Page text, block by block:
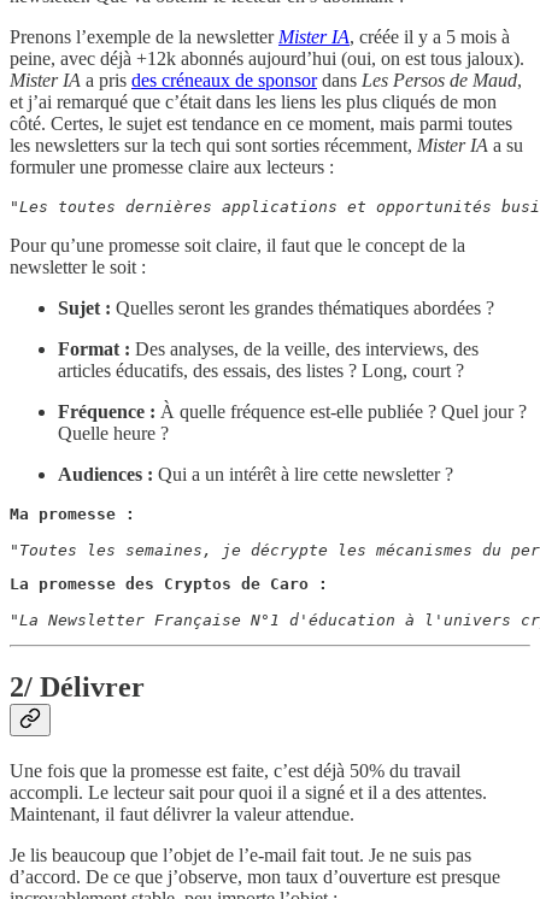
Prenons l’exemple de la newsletter Mister IA, créée il y a 5 mois à
peine, avec déjà +12k abonnés aujourd’hui (oui, on est tous jaloux).
Mister IA a pris des créneaux de sponsordans Les Persos de Maud,
et j’ai remarqué que c’était dans les liens les plus cliqués de mon
côté. Certes, le sujet est tendance en ce moment, mais parmi toutes
les newsletters sur la tech qui sont sorties récemment, Mister IA a su
formuler une promesse claire aux lecteurs :
"Les toutes dernières applications et opportunités
Pour qu’une promesse soit claire, il faut que le concept de la
newsletter le soit :
Sujet : Quelles seront les grandes thématiques abordées ?
Format : Des analyses, de la veille, des interviews, des
articles éducatifs, des essais, des listes ? Long, court ?
Fréquence : À quelle fréquence est-elle publiée ? Quel jour ?
Quelle heure ?
Audiences : Qui a un intérêt à lire cette newsletter ?
Ma promesse :
"Toutes les semaines, je décrypte les mécanismes
La promesse des Cryptos de Caro :
"La Newsletter Française N°1 d'éducation à l'univers
2/ Délivrer
Une fois que la promesse est faite, c’est déjà 50% du travail
accompli. Le lecteur sait pour quoi il a signé et il a des attentes.
Maintenant, il faut délivrer la valeur attendue.
Je lis beaucoup que l’objet de l’e-mail fait tout. Je ne suis pas
d’accord. De ce que j’observe, mon taux d’ouverture est presque